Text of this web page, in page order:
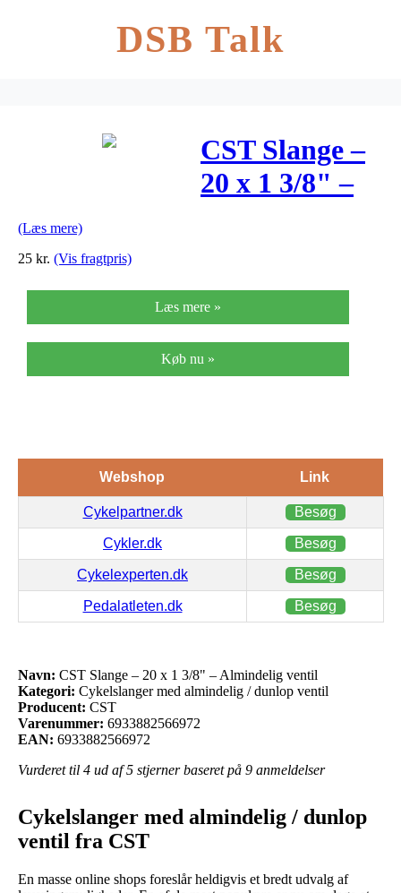
DSB Talk
CST Slange –
20 x 1 3/8" –
(Læs mere)
25 kr. (Vis fragtpris)
Læs mere »
Køb nu »
Webshop Link
Cykelpartner.dk Besøg
Cykler.dk Besøg
Cykelexperten.dk Besøg
Pedalatleten.dk Besøg
Navn: CST Slange – 20 x 1 3/8" – Almindelig ventil
Kategori: Cykelslanger med almindelig / dunlop ventil
Producent: CST
Varenummer: 6933882566972
EAN: 6933882566972
Vurderet til 4 ud af 5 stjerner baseret på 9 anmeldelser
Cykelslanger med almindelig / dunlop
ventil fra CST
En masse online shops foreslår heldigvis et bredt udvalg af